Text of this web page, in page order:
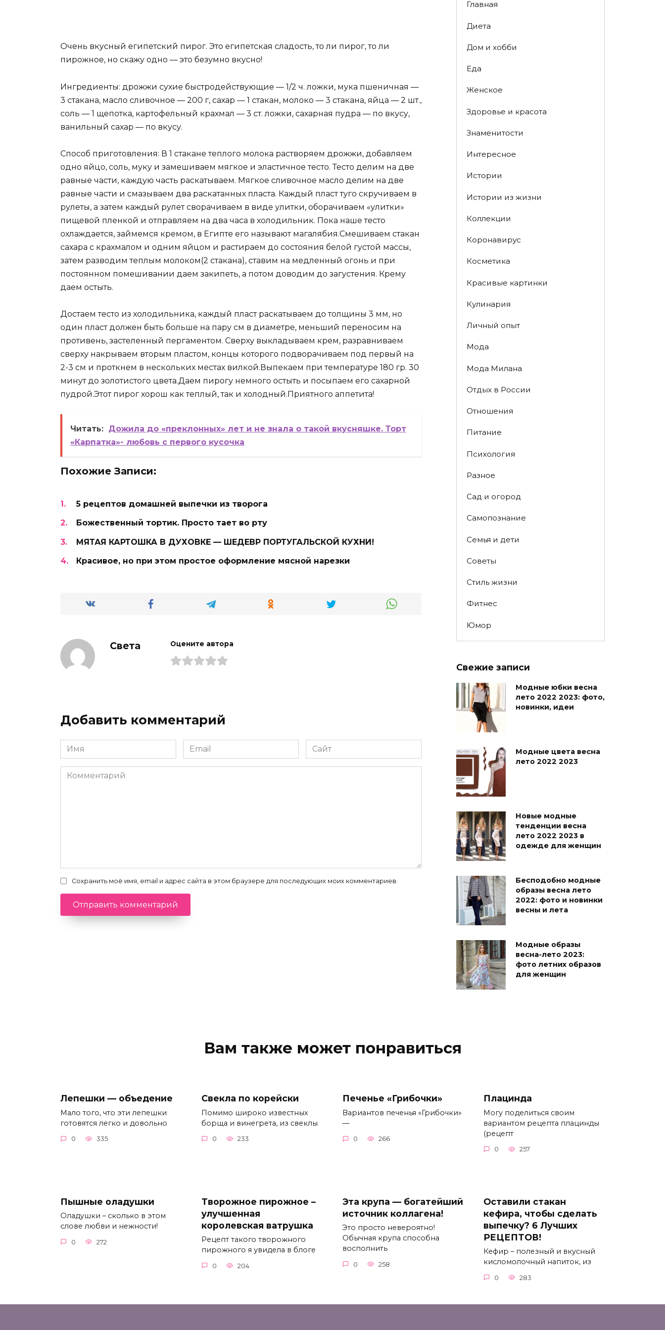
Очень вкусный египетский пирог. Это египетская сладость, то ли пирог, то ли
пирожное, но скажу одно — это безумно вкусно!
Ингредиенты: дрожжи сухие быстродействующие — 1/2 ч. ложки, мука пшеничная —
3 стакана, масло сливочное — 200 г, сахар — 1 стакан, молоко — 3 стакана, яйца — 2 шт.,
соль — 1 щепотка, картофельный крахмал — 3 ст. ложки, сахарная пудра — по вкусу,
ванильный сахар — по вкусу.
Способ приготовления: В 1 стакане теплого молока растворяем дрожжи, добавляем
одно яйцо, соль, муку и замешиваем мягкое и эластичное тесто. Тесто делим на две
равные части, каждую часть раскатываем. Мягкое сливочное масло делим на две
равные части и смазываем два раскатанных пласта. Каждый пласт туго скручиваем в
рулеты, а затем каждый рулет сворачиваем в виде улитки, оборачиваем «улитки»
пищевой пленкой и отправляем на два часа в холодильник. Пока наше тесто
охлаждается, займемся кремом, в Египте его называют магалябия.Смешиваем стакан
сахара с крахмалом и одним яйцом и растираем до состояния белой густой массы,
затем разводим теплым молоком(2 стакана), ставим на медленный огонь и при
постоянном помешивании даем закипеть, а потом доводим до загустения. Крему
даем остыть.
Достаем тесто из холодильника, каждый пласт раскатываем до толщины 3 мм, но
один пласт должен быть больше на пару см в диаметре, меньший переносим на
противень, застеленный пергаментом. Сверху выкладываем крем, разравниваем
сверху накрываем вторым пластом, концы которого подворачиваем под первый на
2-3 см и проткнем в нескольких местах вилкой.Выпекаем при температуре 180 гр. 30
минут до золотистого цвета.Даем пирогу немного остыть и посыпаем его сахарной
пудрой.Этот пирог хорош как теплый, так и холодный.Приятного аппетита!
Читать: Дожила до «преклонных» лет и не знала о такой вкусняшке. Торт
«Карпатка»- любовь с первого кусочка
Похожие Записи:
5 рецептов домашней выпечки из творога
Божественный тортик. Просто тает во рту
МЯТАЯ КАРТОШКА В ДУХОВКЕ — ШЕДЕВР ПОРТУГАЛЬСКОЙ КУХНИ!
Красивое, но при этом простое оформление мясной нарезки
Света Оцените автора
Добавить комментарий
Имя
*
Email
*
Сайт
Комментарий
Сохранить моё имя, email и адрес сайта в этом браузере для последующих моих комментариев.
Главная
Диета
Дом и хобби
Еда
Женское
Здоровье и красота
Знаменитости
Интересное
Истории
Истории из жизни
Коллекции
Коронавирус
Косметика
Красивые картинки
Кулинария
Личный опыт
Мода
Мода Милана
Отдых в России
Отношения
Питание
Психология
Разное
Сад и огород
Самопознание
Семья и дети
Советы
Стиль жизни
Фитнес
Юмор
Свежие записи
Модные юбки весна
лето 2022 2023: фото,
новинки, идеи
Модные цвета весна
лето 2022 2023
Новые модные
тенденции весна
лето 2022 2023 в
одежде для женщин
Бесподобно модные
образы весна лето
2022: фото и новинки
весны и лета
Модные образы
весна-лето 2023:
фото летних образов
для женщин
Вам также может понравиться
Лепешки — объедение
Мало того, что эти лепешки
готовятся легко и довольно
0 335
Свекла по корейски
Помимо широко известных
борща и винегрета, из свеклы
0 233
Печенье «Грибочки»
Вариантов печенья «Грибочки»
—
0 266
Плацинда
Могу поделиться своим
вариантом рецепта плацинды
(рецепт
0 257
Пышные оладушки
Оладушки – сколько в этом
слове любви и нежности!
0 272
Творожное пирожное –
улучшенная
королевская ватрушка
Рецепт такого творожного
пирожного я увидела в блоге
0 204
Эта крупа — богатейший
источник коллагена!
Это просто невероятно!
Обычная крупа способна
восполнить
0 258
Оставили стакан
кефира, чтобы сделать
выпечку? 6 Лучших
РЕЦЕПТОВ!
Кефир – полезный и вкусный
кисломолочный напиток, из
0 283